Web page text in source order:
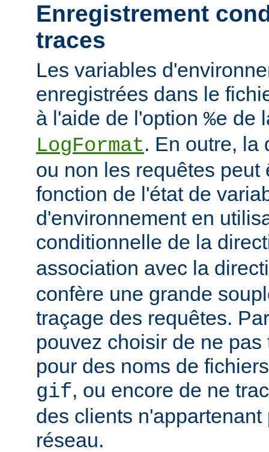
Enregistrement
traces
Les variables
enregistrées dans le
à l'aide de l'option %e de
LogFormat. En outre, la
ou non les requêtes peut
fonction de l'état de
d'environnement en
conditionnelle de la
association avec la
confère une grande
traçage des requêtes.
pouvez choisir de ne
pour des noms de
gif, ou encore de ne
des clients
réseau.